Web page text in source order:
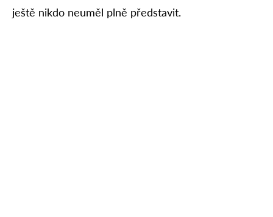
ještě nikdo neuměl plně představit.